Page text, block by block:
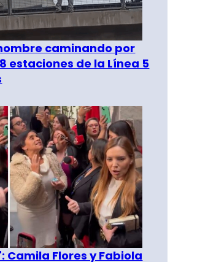
caminando por
estaciones de la Línea 5
Camila Flores y Fabiola